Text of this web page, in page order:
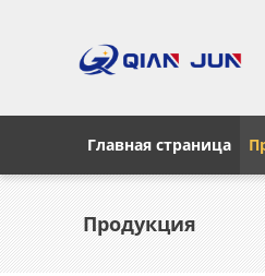
Главная страница
Продукция